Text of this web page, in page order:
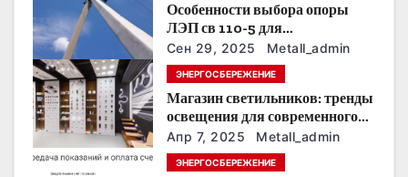
з
а
п
и
Особенности выбора опоры
ЛЭП св 110-5 для
строительства электросетей
Сен 29, 2025 Metall_admin
ЭНЕРГОСБЕРЕЖЕНИЕ
Магазин светильников: тренды
освещения для современного
интерьера
Апр 7, 2025 Metall_admin
ЭНЕРГОСБЕРЕЖЕНИЕ